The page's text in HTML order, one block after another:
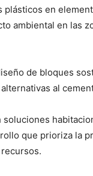
plásticos en
ambiental en las
de bloques
al
que prioriza la